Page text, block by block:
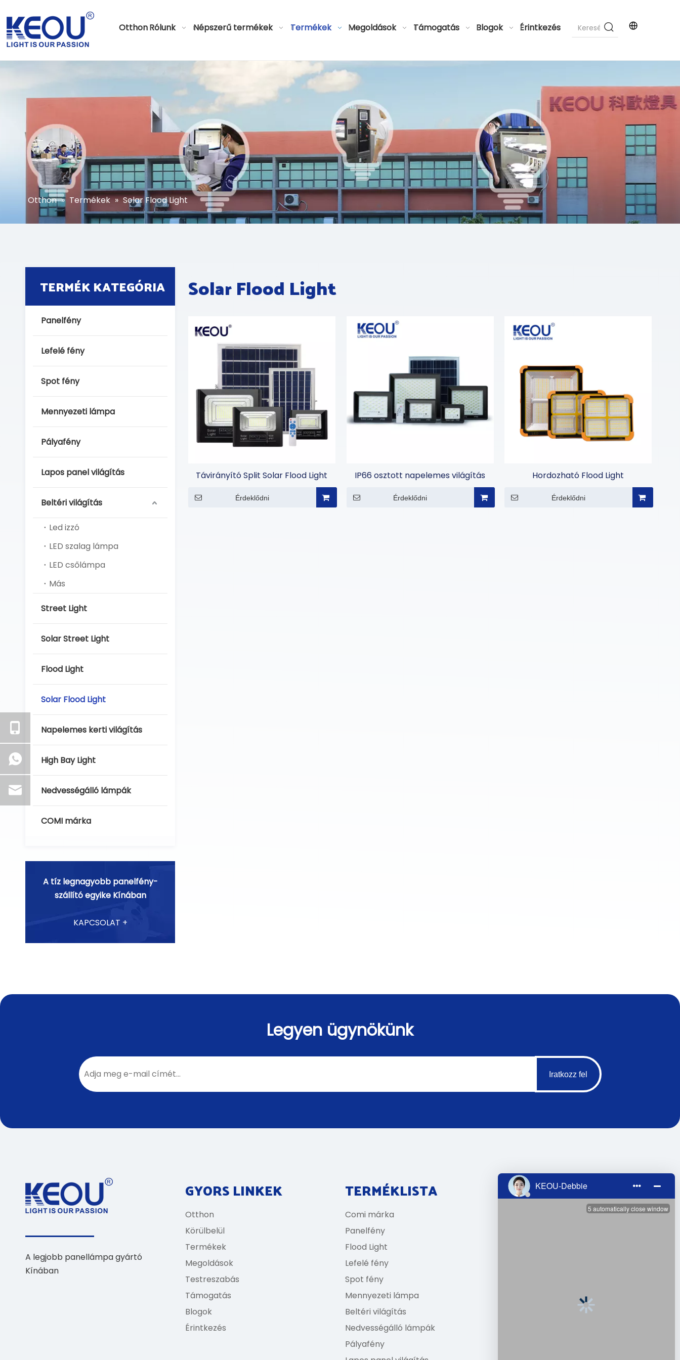
OtthonRólunk Népszerű termékek Termékek Megoldások Támogatás Blogok Érintkezés
Otthon » Termékek » Solar Flood Light
TERMÉK KATEGÓRIA
Panelfény
Lefelé fény
Spot fény
Mennyezeti lámpa
Pályafény
Lapos panel világítás
Beltéri világítás
Led izzó
LED szalag lámpa
LED csőlámpa
Más
Street Light
Solar Street Light
Flood Light
Solar Flood Light
Napelemes kerti világítás
High Bay Light
Nedvességálló lámpák
COMI márka
A tíz legnagyobb panelfény-
szállító egyike Kínában
KAPCSOLAT +
Solar Flood Light
Távirányító Split Solar Flood Light
Érdeklődni
IP66 osztott napelemes világítás
Érdeklődni
Hordozható Flood Light
Érdeklődni
Legyen ügynökünk
Iratkozz fel
A legjobb panellámpa gyártó
Kínában
GYORS LINKEK
Otthon
Körülbelül
Termékek
Megoldások
Testreszabás
Támogatás
Blogok
Érintkezés
TERMÉKLISTA
Comi márka
Panelfény
Flood Light
Lefelé fény
Spot fény
Mennyezeti lámpa
Beltéri világítás
Nedvességálló lámpák
Pályafény
KAPCSOLATOT
Taohong West Street, Shima Village,
Junhe Street, Baiyun District,